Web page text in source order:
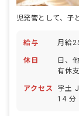
給与 月給
休日
日、
有休
アクセス
宇土
14 分